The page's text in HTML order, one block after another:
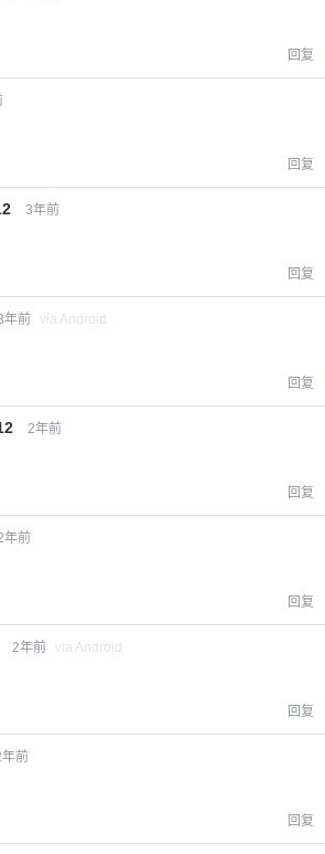
50
立刻支付
回复
回复
3年前
回复
年前 via Android
回复
2年前
回复
年前
回复
2年前 via Android
回复
年前
回复
布内容，请购买会员或者提升权
6位以上